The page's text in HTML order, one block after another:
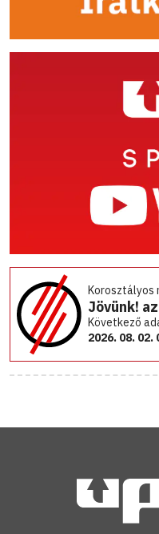
Korosztályos
Jövünk!
Következő
2026. 08. 02.